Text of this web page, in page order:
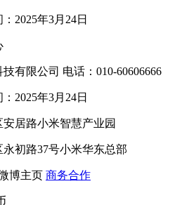
2025年3月24日
有限公司 电话：010-60606666
2025年3月24日
居路小米智慧产业园
初路37号小米华东总部
博主页 商务合作